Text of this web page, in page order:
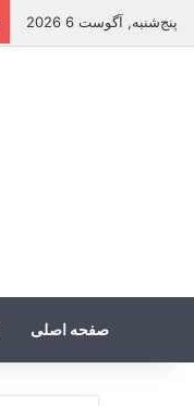
پنج‌شنبه, آگوست 6 2026
صفحه اصلی